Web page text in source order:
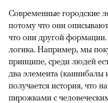
Современные городские
потому что они
что они другой формации.
логика. Например, мы
принципе, среди людей
два элемента (каннибалы
получается история, что
пирожками с